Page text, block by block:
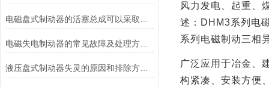
电磁失电制动器的常见故障及处理方法讲解
液压盘式制动器失灵的原因和排除方法介绍
风力发电、起重、
述： DHM3系列电
系列电磁制动三相
广泛应用于冶金、
构紧凑、安装方便